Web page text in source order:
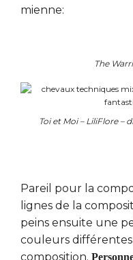
mienne:
The
Toi et Moi – LiliFlore
Pareil pour la
lignes de la
peins ensuite une
couleurs
composition.